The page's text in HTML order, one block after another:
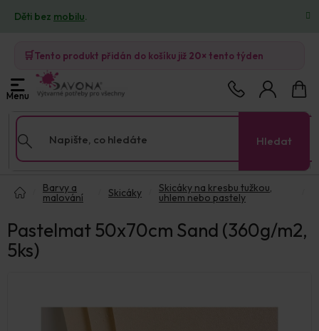
obsah
Děti bez mobilu.
🛒Tento produkt přidán do košíku již 20× tento týden
Hledat
košík
Barvy a
malování Skicáky Skicáky na kresbu tužkou,
uhlem nebo pastely
Pastelmat 50x70cm Sand (360g/m2,
5ks)